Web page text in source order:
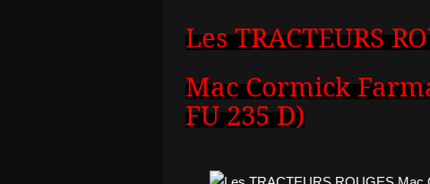
Les TRACTEURS
Mac Cormick
FU 235 D)